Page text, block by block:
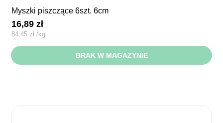
myszki piszczące 6szt. 6cm
16,89zł
84,45zł /kg
BRAK W MAGAZYNIE